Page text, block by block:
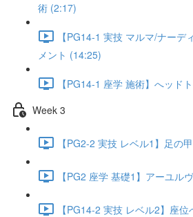
術 (2:17)
【PG14-1 実技 マルマ/ナーデ
メント (14:25)
【PG14-1 座学 施術】へッド
Week 3
【PG2-2 実技 レベル1】足の
【PG2 座学 基礎1】アーユル
【PG14-2 実技 レベル2】座